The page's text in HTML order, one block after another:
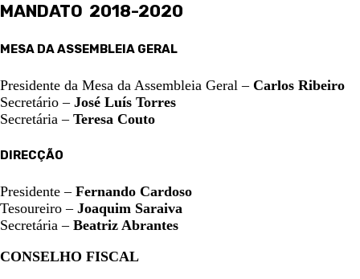
MANDATO 2018-2020
MESA DA ASSEMBLEIA GERAL
Presidente da Mesa da Assembleia Geral – Carlos Ribeiro
Secretário – José Luís Torres
Secretária – Teresa Couto
DIRECÇÃO
Presidente – Fernando Cardoso
Tesoureiro – Joaquim Saraiva
Secretária – Beatriz Abrantes
CONSELHO FISCAL